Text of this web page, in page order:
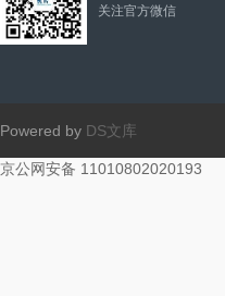
关注官方微信
Powered by DS文库
京公网安备 11010802020193